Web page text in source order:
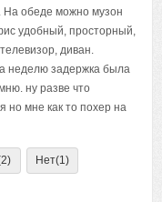
На обеде можно музон
удобный, просторный,
диван.
неделю задержка была
ну разве что
но мне как то похер на
Нет(1)